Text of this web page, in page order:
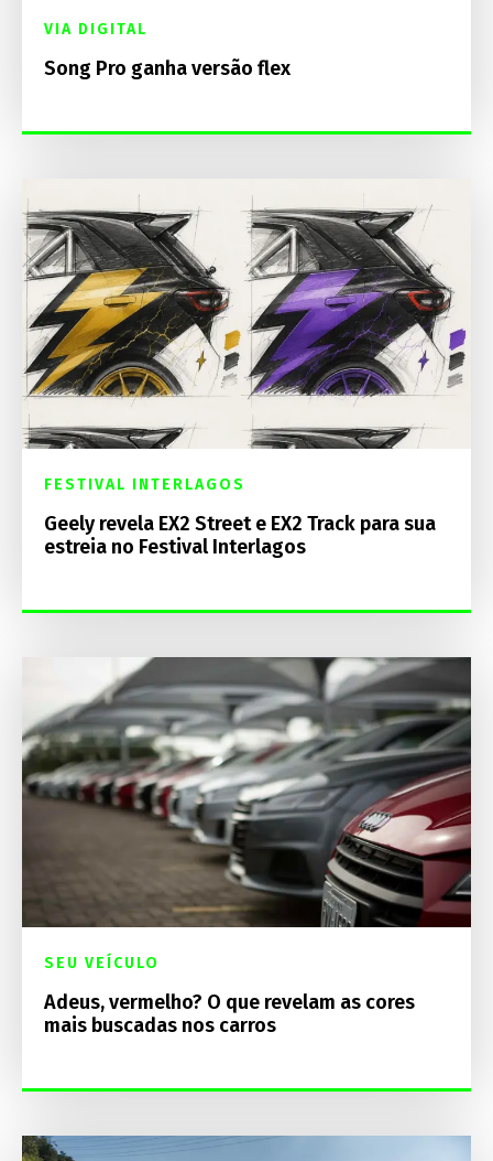
VIA DIGITAL
Song Pro ganha versão flex
FESTIVAL INTERLAGOS
Geely revela EX2 Street e EX2 Track para sua
estreia no Festival Interlagos
SEU VEÍCULO
Adeus, vermelho? O que revelam as cores
mais buscadas nos carros